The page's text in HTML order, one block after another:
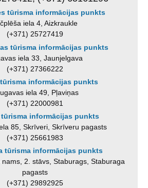
tūrisma informācijas punkts
iela 4, Aizkraukle
(+371) 25727419
tūrisma informācijas punkts
iela 33, Jaunjelgava
(+371) 27366222
informācijas punkts
iela 49, Pļaviņas
(+371) 22000981
tūrisma informācijas punkts
85, Skrīveri, Skrīveru pagasts
(+371) 25661983
tūrisma informācijas punkts
2. stāvs, Staburags, Staburaga
pagasts
(+371) 29892925